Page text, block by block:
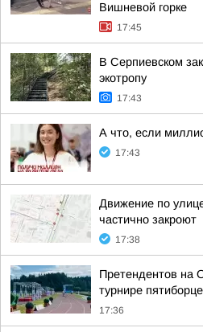
Вишневой горке
17:45
В Серпиевском
экотропу
17:43
А что, если
17:43
Движение по
частично закроют
17:38
Претендентов на
турнире
17:36